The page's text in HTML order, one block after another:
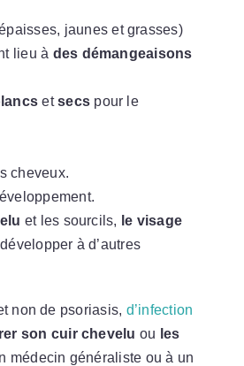
jaunes et grasses)
lieu à des démangeaisons
etsecs pour le
cheveux.
et les sourcils, le visage
à d’autres
non de psoriasis, d’infection
son cuir chevelu ou les
médecin généraliste ou à un